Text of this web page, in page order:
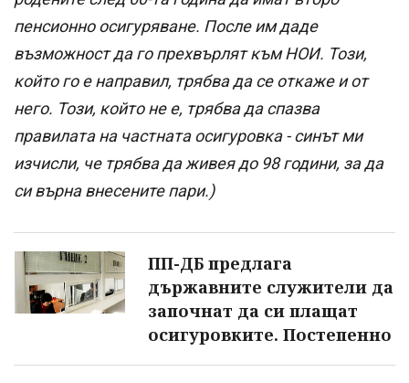
пенсионно осигуряване. После им даде
възможност да го прехвърлят към НОИ. Този,
който го е направил, трябва да се откаже и от
него. Този, който не е, трябва да спазва
правилата на частната осигуровка - синът ми
изчисли, че трябва да живея до 98 години, за да
си върна внесените пари.)
ПП-ДБ предлага
държавните служители да
започнат да си плащат
осигуровките. Постепенно